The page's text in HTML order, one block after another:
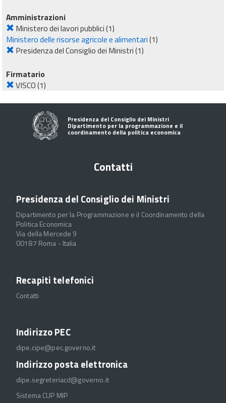
Amministrazioni
Ministero dei lavori pubblici(1)
Ministero delle risorse agricole e alimentari(1)
Presidenza del Consiglio dei Ministri(1)
Firmatario
VISCO(1)
Presidenza del Consiglio dei Ministri
Dipartimento per la programmazione e il
coordinamento della politica economica
Contatti
Presidenza del Consiglio dei Ministri
Dipartimento per la Programmazione e il Coordinamento della
Politica Economica
Via della Mercede 9
00187 Roma - Italia
Recapiti telefonici
Contatti
Indirizzo PEC
dipe.cipe@pec.governo.it
Indirizzo posta elettronica
dipe.segreteriacd@governo.it
Sistema CUP MIP